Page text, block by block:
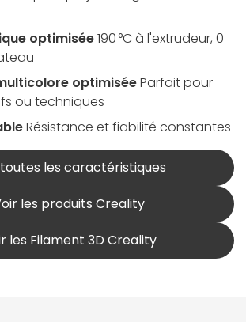
optimisée190 °C à l'extrudeur, 0
optimiséeParfait pour
ou techniques
Résistance et fiabilité constantes
les caractéristiques
les produits Creality
les Filament 3D Creality